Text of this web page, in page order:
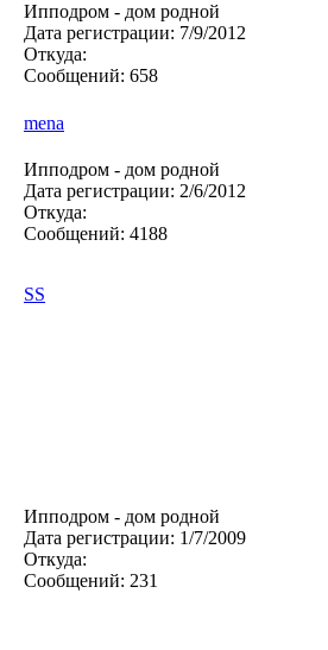
Ипподром - дом родной
Дата регистрации: 7/9/2012
Откуда:
Сообщений: 658
mena
Ипподром - дом родной
Дата регистрации: 2/6/2012
Откуда:
Сообщений: 4188
SS
Ипподром - дом родной
Дата регистрации: 1/7/2009
Откуда:
Сообщений: 231